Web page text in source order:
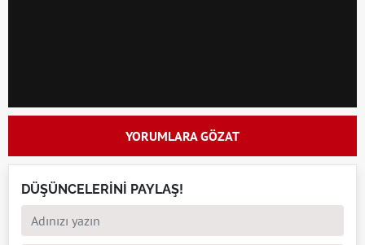
YORUMLARA GÖZAT
DÜŞÜNCELERİNİ PAYLAŞ!